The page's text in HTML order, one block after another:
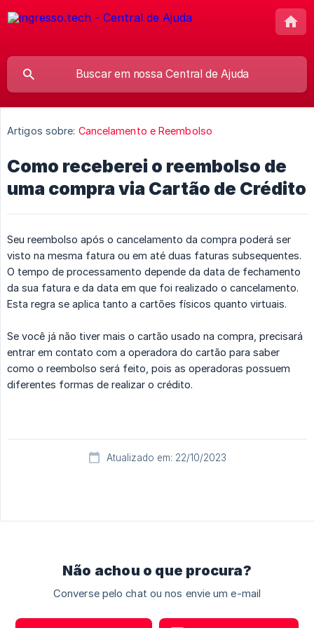
Artigos sobre: Cancelamento e Reembolso
Como receberei o reembolso de
uma compra via Cartão de Crédito
Seu reembolso após o cancelamento da compra poderá ser
visto na mesma fatura ou em até duas faturas subsequentes.
O tempo de processamento depende da data de fechamento
da sua fatura e da data em que foi realizado o cancelamento.
Esta regra se aplica tanto a cartões físicos quanto virtuais.
Se você já não tiver mais o cartão usado na compra, precisará
entrar em contato com a operadora do cartão para saber
como o reembolso será feito, pois as operadoras possuem
diferentes formas de realizar o crédito.
Atualizado em: 22/10/2023
Não achou o que procura?
Converse pelo chat ou nos envie um e-mail